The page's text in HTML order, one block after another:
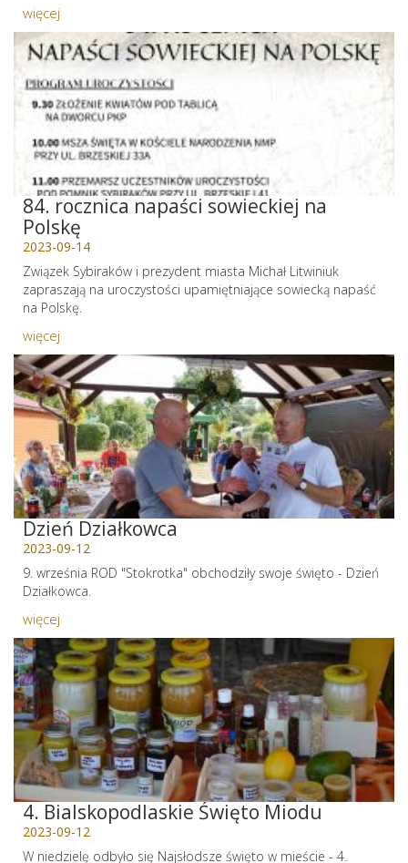
więcej
84. rocznica napaści sowieckiej na
Polskę
2023-09-14
Związek Sybiraków i prezydent miasta Michał Litwiniuk
zapraszają na uroczystości upamiętniające sowiecką napaść
na Polskę.
więcej
Dzień Działkowca
2023-09-12
9. września ROD "Stokrotka" obchodziły swoje święto - Dzień
Działkowca.
więcej
4. Bialskopodlaskie Święto Miodu
2023-09-12
W niedzielę odbyło się Najsłodsze święto w mieście - 4.